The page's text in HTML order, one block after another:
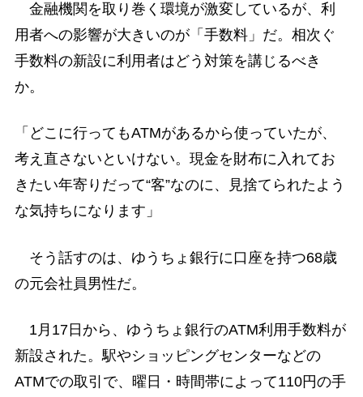
金融機関を取り巻く環境が激変しているが、利
用者への影響が大きいのが「手数料」だ。相次ぐ
手数料の新設に利用者はどう対策を講じるべき
か。
「どこに行ってもATMがあるから使っていたが、
考え直さないといけない。現金を財布に入れてお
きたい年寄りだって“客”なのに、見捨てられたよう
な気持ちになります」
そう話すのは、ゆうちょ銀行に口座を持つ68歳
の元会社員男性だ。
1月17日から、ゆうちょ銀行のATM利用手数料が
新設された。駅やショッピングセンターなどの
ATMでの取引で、曜日・時間帯によって110円の手